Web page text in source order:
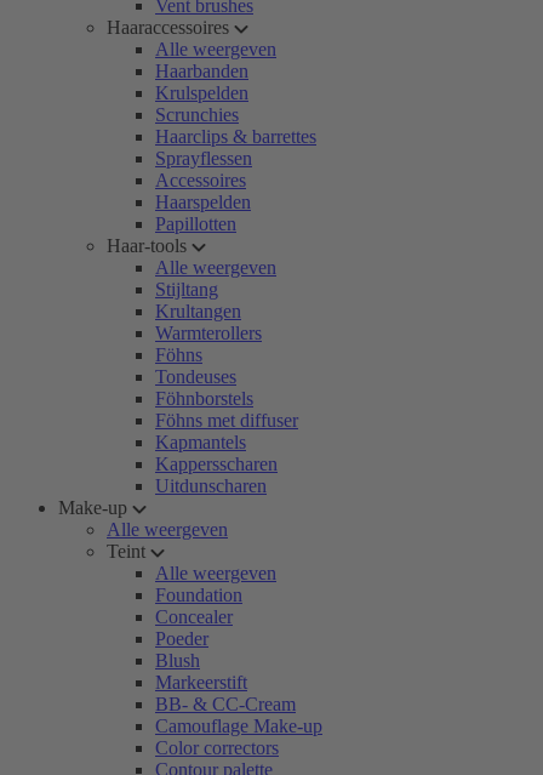
Vent brushes
Haaraccessoires
Alle weergeven
Haarbanden
Krulspelden
Scrunchies
Haarclips & barrettes
Sprayflessen
Accessoires
Haarspelden
Papillotten
Haar-tools
Alle weergeven
Stijltang
Krultangen
Warmterollers
Föhns
Tondeuses
Föhnborstels
Föhns met diffuser
Kapmantels
Kappersscharen
Uitdunscharen
Make-up
Alle weergeven
Teint
Alle weergeven
Foundation
Concealer
Poeder
Blush
Markeerstift
BB- & CC-Cream
Camouflage Make-up
Color correctors
Contour palette